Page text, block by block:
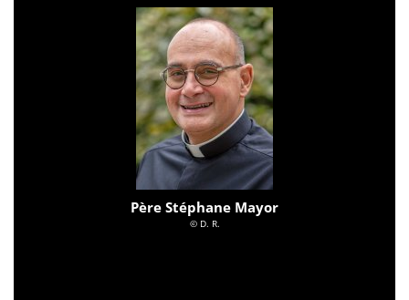
Père Stéphane Mayor
© D. R.